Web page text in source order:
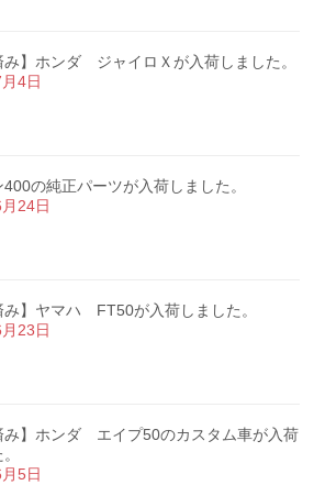
み】ホンダ ジャイロＸが入荷しました。
4日
の純正パーツが入荷しました。
24日
み】ヤマハ FT50が入荷しました。
23日
み】ホンダ エイプ50のカスタム車が入荷
5日